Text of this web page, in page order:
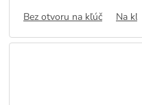
Bez otvoru na kľúč Na kľúč